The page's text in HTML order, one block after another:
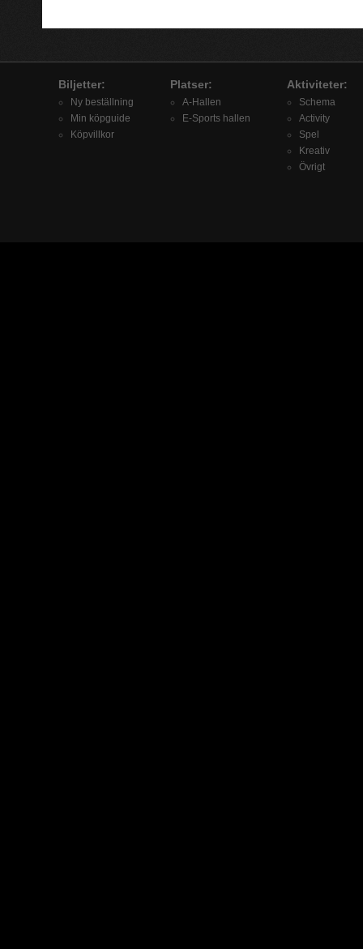
Biljetter:
Ny beställning
Min köpguide
Köpvillkor
Platser:
A-Hallen
E-Sports hallen
Aktiviteter:
Schema
Activity
Spel
Kreativ
Övrigt